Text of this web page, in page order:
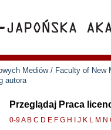
Mediów / Faculty of New
autora
Przeglądaj Praca
0-9A B C D E F G H J K L M N